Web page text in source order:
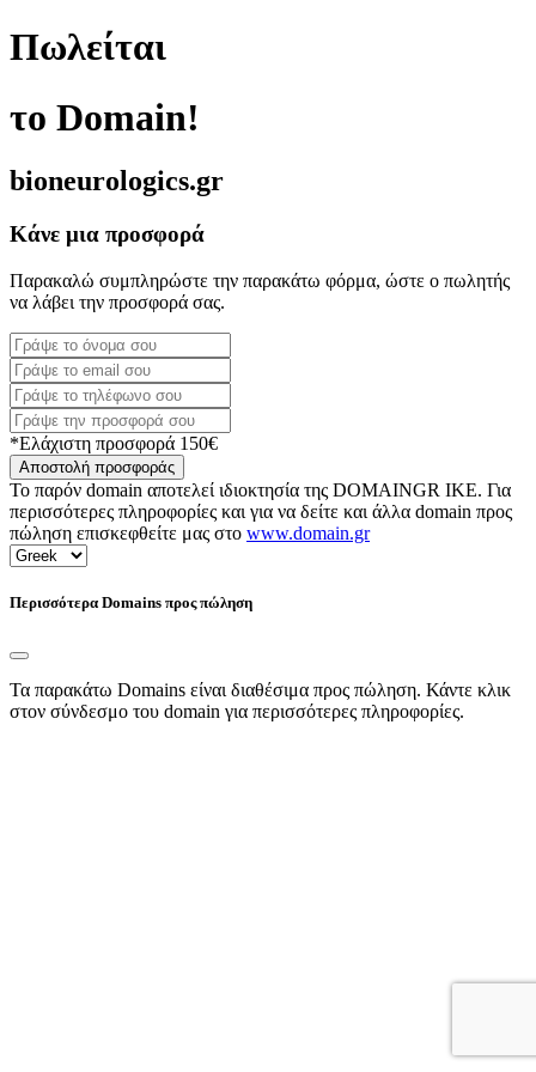
Πωλείται
το Domain!
bioneurologics.gr
Κάνε μια προσφορά
Παρακαλώ συμπληρώστε την παρακάτω φόρμα, ώστε ο πωλητής
να λάβει την προσφορά σας.
*Ελάχιστη προσφορά 150€
Αποστολή προσφοράς
Το παρόν domain αποτελεί ιδιοκτησία της DOMAINGR ΙΚΕ. Για
περισσότερες πληροφορίες και για να δείτε και άλλα domain προς
πώληση επισκεφθείτε μας στο www.domain.gr
Περισσότερα Domains προς πώληση
Τα παρακάτω Domains είναι διαθέσιμα προς πώληση. Κάντε κλικ
στον σύνδεσμο του domain για περισσότερες πληροφορίες.